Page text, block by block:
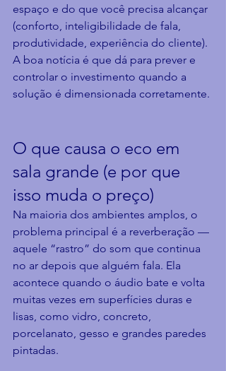
espaço e do que você precisa alcançar
(conforto, inteligibilidade de fala,
produtividade, experiência do cliente).
A boa notícia é que dá para prever e
controlar o investimento quando a
solução é dimensionada corretamente.
O que causa o eco em
sala grande (e por que
isso muda o preço)
Na maioria dos ambientes amplos, o
problema principal é a reverberação —
aquele “rastro” do som que continua
no ar depois que alguém fala. Ela
acontece quando o áudio bate e volta
muitas vezes em superfícies duras e
lisas, como vidro, concreto,
porcelanato, gesso e grandes paredes
pintadas.